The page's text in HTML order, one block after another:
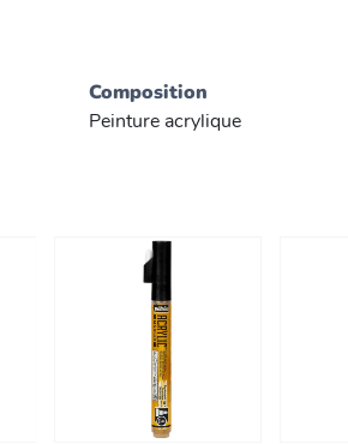
Composition
Peinture acrylique